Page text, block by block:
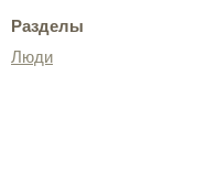
Разделы
Люди